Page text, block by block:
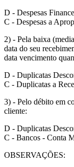
D - Despesas
C - Despesas a
2) - Pela baixa
data do seu
data vencimento
D - Duplicatas
C - Duplicatas a
3) - Pelo débito em
cliente:
D - Duplicatas
C - Bancos - Conta
OBSERVAÇÕES: